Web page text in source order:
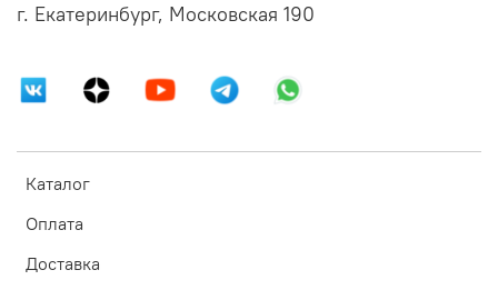
Каталог
Оплата
Доставка
г. Екатеринбург, Московская 190